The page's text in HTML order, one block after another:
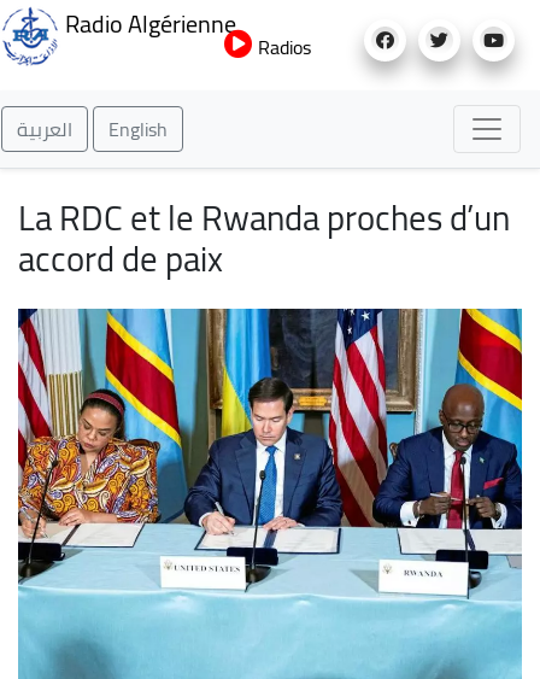
au
Radio Algérienne
Radios
العربية English
La RDC et le Rwanda proches d’un
accord de paix